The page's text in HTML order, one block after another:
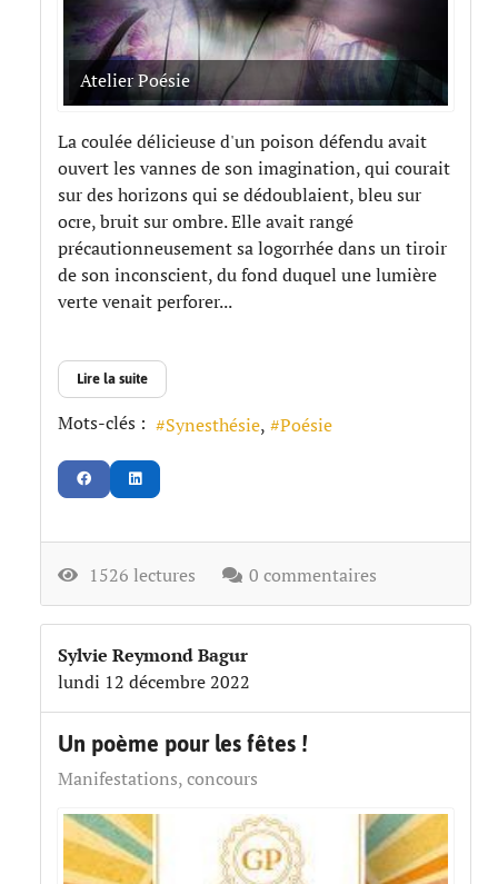
Atelier Poésie
La coulée délicieuse d'un poison défendu avait
ouvert les vannes de son imagination, qui courait
sur des horizons qui se dédoublaient, bleu sur
ocre, bruit sur ombre. Elle avait rangé
précautionneusement sa logorrhée dans un tiroir
de son inconscient, du fond duquel une lumière
verte venait perforer...
Lire la suite
Mots-clés : Synesthésie Poésie
1526 lectures 0 commentaires
Sylvie Reymond Bagur
lundi 12 décembre 2022
Un poème pour les fêtes !
Manifestations, concours